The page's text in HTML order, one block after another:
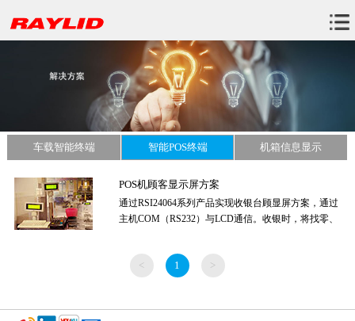
车载智能终端 智能POS终端 机箱信息显示
POS机顾客显示屏方案
通过RSI24064系列产品实现收银台顾显屏方案，通过
主机COM（RS232）与LCD通信。收银时，将找零、
< 1 >